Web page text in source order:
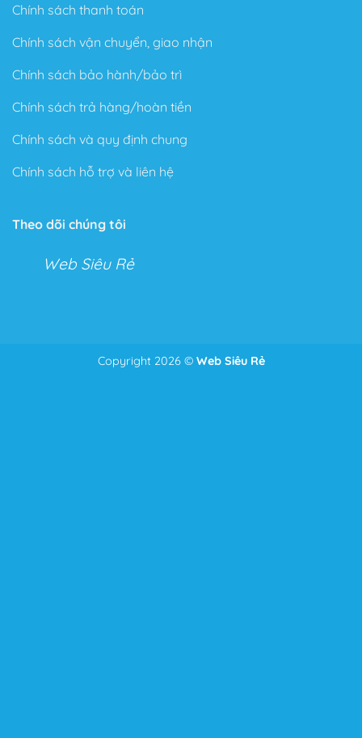
Chính sách thanh toán
Chính sách vận chuyển, giao nhận
Chính sách bảo hành/bảo trì
Chính sách trả hàng/hoàn tiền
Chính sách và quy định chung
Chính sách hỗ trợ và liên hệ
Theo dõi chúng tôi
Web Siêu Rẻ
Copyright 2026 © Web Siêu Rẻ